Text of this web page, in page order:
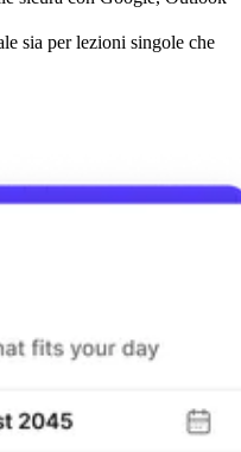
sia per lezioni singole che